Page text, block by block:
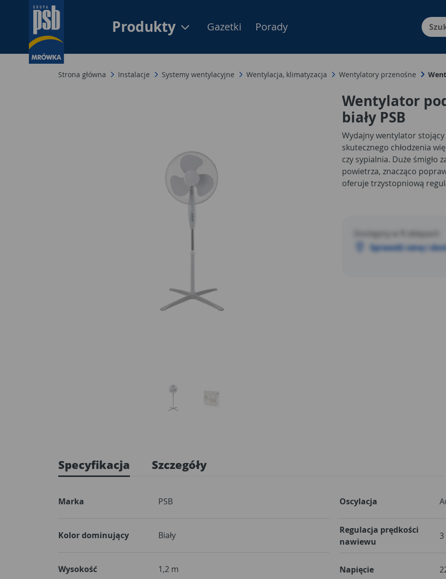
Produkty Menu Produktów,
Gazetki Porady
Strona główna Instalacje Systemy wentylacyjne Wentylacja, klimatyzacja Wentylatory przenośne
Wentylator
biały PSB
Wydajny wentylator
skutecznego chłodzenia
czy sypialnia. Duże śmigło
powietrza, znacząco
oferuje trzystopniową
dostosować siłę
zasilania 220–240 V / 50
Wysokość 1,2 m zapewnia
podstawa w formie
Dostępny w
sklepach
Sprawdź cenę i
Specyfikacja Szczegóły
Marka PSB
Kolor dominujący Biały
Wysokość 1,2 m
Oscylacja
Regulacja prędkości
nawiewu
3
Napięcie